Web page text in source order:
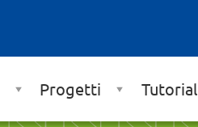
Progetti Tutorial